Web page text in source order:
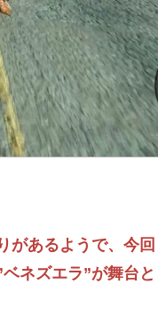
があるようで、今
ネズエラ”が舞台